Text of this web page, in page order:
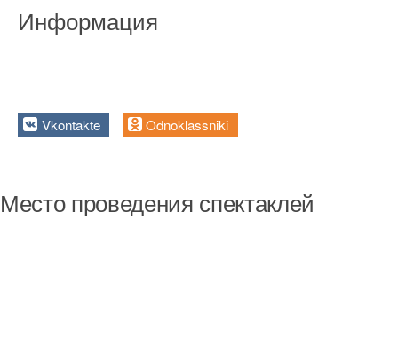
Информация
Vkontakte Odnoklassniki
Место проведения спектаклей